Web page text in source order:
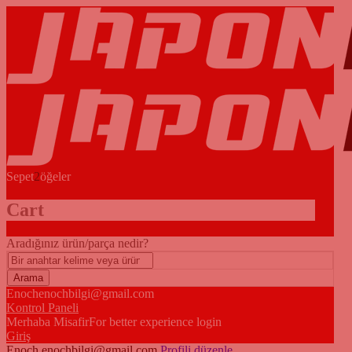
Sepet2öğeler
Cart
Aradığınız ürün/parça nedir?
Enochenochbilgi@gmail.com
Kontrol Paneli
Merhaba MisafirFor better experience login
Giriş